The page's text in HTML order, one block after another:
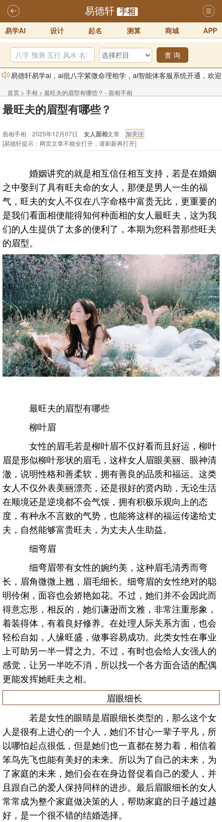
易德轩 手相
易学AI 设计 起名 测算 商城 APP
查 询
易德轩易学ai，ai批八字紫微命理相学，ai智能体客服系统开通，欢迎
易德轩网重构及升能完成，欢迎大家来体验新程序及感觉！！
2025-07-01
2026年化太岁锦囊属马、鼠、牛、龙、兔、狗、鸡生肖化太岁开始预
订！！
2025-10-01
易德轩首席风水大师铁笔居士简介！！
2021-9-2
易德轩通告：本网站易德轩商标及LOGO注册声明
2021-9-7
首页 > 手相 > 最旺夫的眉型有哪些？ - 面相手相
最旺夫的眉型有哪些？
面相手相 2025年12月07日 女人面相文章
[易德轩提示：网页文章不能全打开，请刷新再打开]
婚姻讲究的就是相互信任相互支持，若是在婚姻
之中娶到了具有旺夫命的女人，那便是男人一生的福
气，旺夫的女人不仅在八字命格中富贵无比，更重要的
是我们看面相便能得知何种面相的女人最旺夫，这为我
们的人生提供了太多的便利了，本期为您科普那些旺夫
的眉型。
最旺夫的眉型有哪些
柳叶眉
女性的眉毛若是柳叶眉不仅好看而且好运，柳叶
眉是形似柳叶形状的眉毛，这样女人眉眼美丽、眼神清
澈，说明性格和善柔软，拥有善良的品质和福运。这类
女人不仅外表美丽漂亮，还是很好的贤内助，无论生活
在顺境还是逆境都不会气馁，拥有积极乐观向上的态
度，有种永不言败的气势，也能将这样的福运传递给丈
夫，自然能够富贵旺夫，为丈夫人生助益。
细弯眉
细弯眉带有女性的婉约美，这种眉毛清秀而弯
长，眉角微微上翘，眉毛细长。细弯眉的女性绝对的聪
明伶俐，面容也会娇艳如花。不过，她们并不会因此而
得意忘形，相反的，她们谦逊而文雅，非常注重形象，
着装得体，有着良好修养。在处理人际关系方面，也会
轻松自如，人缘旺盛，做事容易成功。此类女性在事业
上可助另一半一臂之力。不过，有时也会给人女强人的
感觉，让另一半吃不消，所以找一个各方面合适的配偶
更能发挥她旺夫之相。
眉眼细长
若是女性的眼睛是眉眼细长类型的，那么这个女
人是很有上进心的一个人，她们不甘心一辈子平凡，所
以哪怕起点很低，但是她们也一直都在努力着，相信着
笨鸟先飞也能有美好的未来。所以为了自己的未来，为
了家庭的未来，她们会在在身边督促着自己的爱人，并
且跟自己的爱人保持同样的进步。最后眉眼细长的女人
常常成为整个家庭做决策的人，帮助家庭的日子越过越
好，是一个很不错的结婚选择。